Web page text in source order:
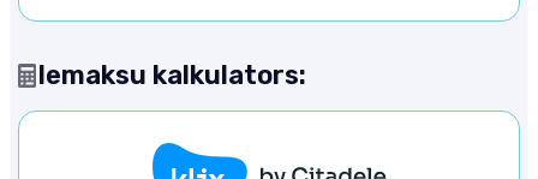
Iemaksu kalkulators: